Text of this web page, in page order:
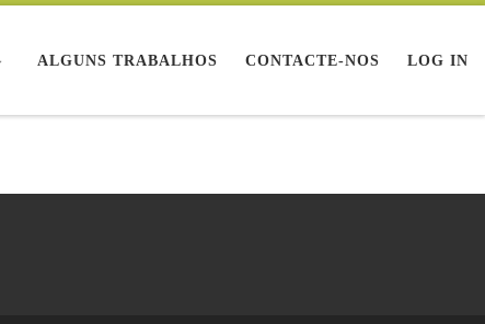
ALGUNS TRABALHOS CONTACTE-NOS LOG IN